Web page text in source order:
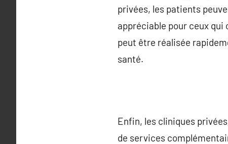
privées, les patients
appréciable pour ceux qui
peut être réalisée
santé.
Enfin, les cliniques
de services